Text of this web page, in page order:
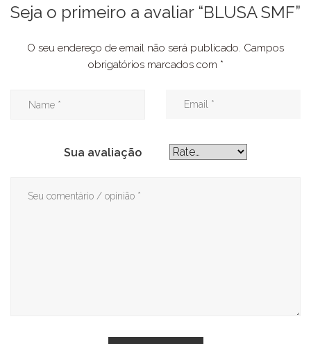
Seja o primeiro a avaliar “BLUSA SMF”
O seu endereço de email não será publicado. Campos
obrigatórios marcados com *
Sua avaliação